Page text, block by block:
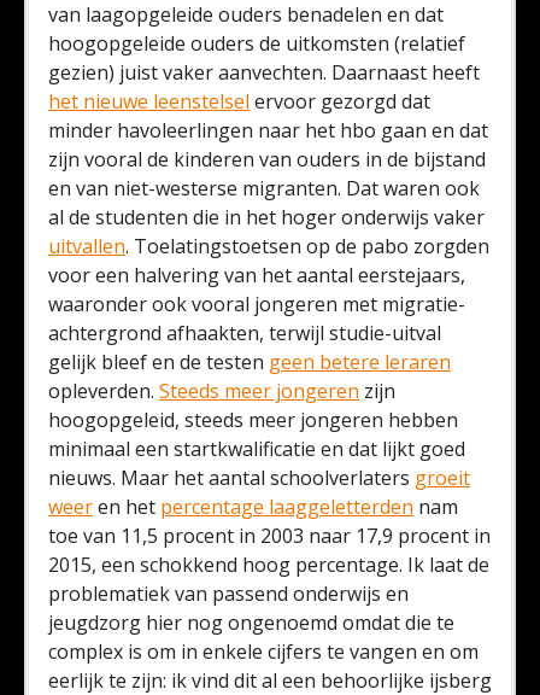
van laagopgeleide ouders benadelen en dat
hoogopgeleide ouders de uitkomsten (relatief
gezien) juist vaker aanvechten. Daarnaast heeft
het nieuwe leenstelsel ervoor gezorgd dat
minder havoleerlingen naar het hbo gaan en dat
zijn vooral de kinderen van ouders in de bijstand
en van niet-westerse migranten. Dat waren ook
al de studenten die in het hoger onderwijs vaker
uitvallen. Toelatingstoetsen op de pabo zorgden
voor een halvering van het aantal eerstejaars,
waaronder ook vooral jongeren met migratie-
achtergrond afhaakten, terwijl studie-uitval
gelijk bleef en de testen geen betere leraren
opleverden. Steeds meer jongeren zijn
hoogopgeleid, steeds meer jongeren hebben
minimaal een startkwalificatie en dat lijkt goed
nieuws. Maar het aantal schoolverlaters groeit
weeren het percentage laaggeletterden nam
toe van 11,5 procent in 2003 naar 17,9 procent in
2015, een schokkend hoog percentage. Ik laat de
problematiek van passend onderwijs en
jeugdzorg hier nog ongenoemd omdat die te
complex is om in enkele cijfers te vangen en om
eerlijk te zijn: ik vind dit al een behoorlijke ijsberg